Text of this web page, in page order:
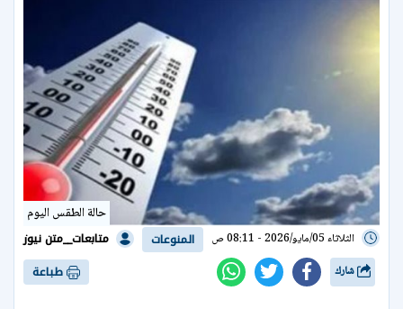
حالة الطقس اليوم
الثلاثاء 05/مايو/2026 - 08:11 ص المنوعات متابعات__متن نيوز
طباعة